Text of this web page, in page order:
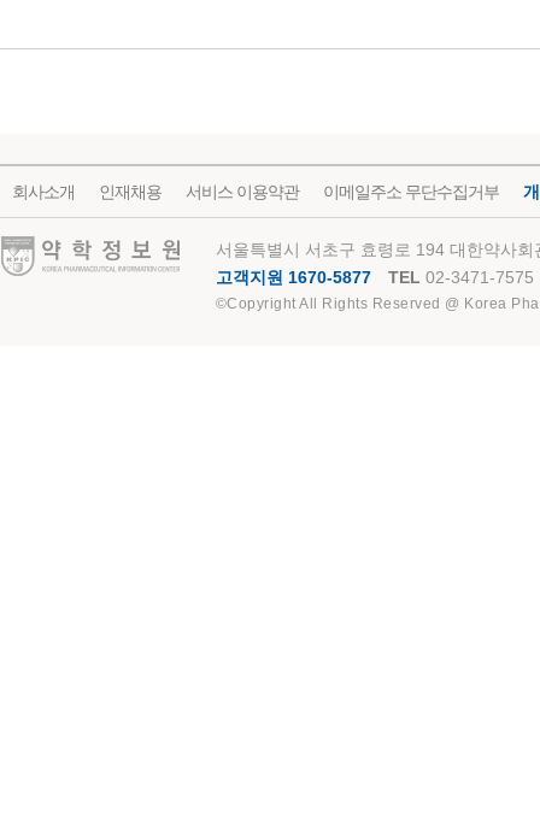
회사소개 인재채용 서비스 이용약관 이메일주소 무단수집거부
약학정보원
서울특별시 서초구 효령로 194 대한약사
고객지원 1670-5877
TEL 02-3471-7575
©Copyright All Rights Reserved @ Korea